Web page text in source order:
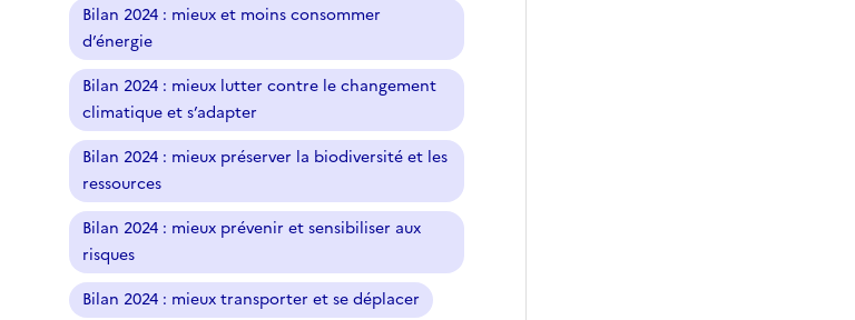
r
s
é
l
e
t
i
n
n
Bilan 2024 : mieux et moins consommer
d’énergie
Bilan 2024 : mieux lutter contre le changement
climatique et s’adapter
Bilan 2024 : mieux préserver la biodiversité et les
ressources
Bilan 2024 : mieux prévenir et sensibiliser aux
risques
Bilan 2024 : mieux transporter et se déplacer